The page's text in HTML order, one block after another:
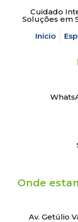
Cuidado
Soluções em
Inicio
Onde
Av. Getúlio